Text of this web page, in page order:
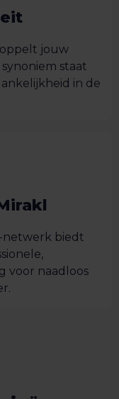
jouw
staat
in de
netwerk biedt
voor naadloos